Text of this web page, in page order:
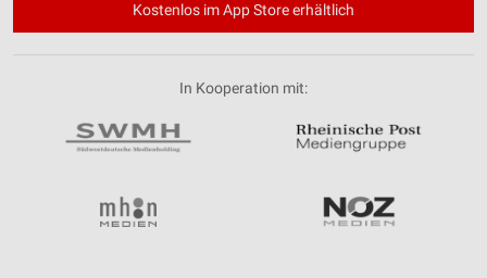
Kostenlos im App Store erhältlich
In Kooperation mit: